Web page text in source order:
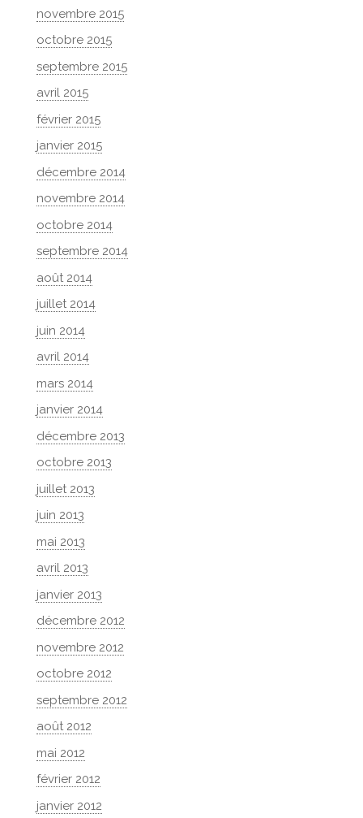
novembre 2015
octobre 2015
septembre 2015
avril 2015
février 2015
janvier 2015
décembre 2014
novembre 2014
octobre 2014
septembre 2014
août 2014
juillet 2014
juin 2014
avril 2014
mars 2014
janvier 2014
décembre 2013
octobre 2013
juillet 2013
juin 2013
mai 2013
avril 2013
janvier 2013
décembre 2012
novembre 2012
octobre 2012
septembre 2012
août 2012
mai 2012
février 2012
janvier 2012